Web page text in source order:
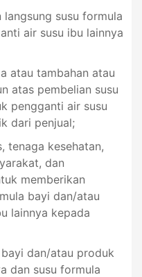
langsung susu formula
air susu ibu lainnya
atau tambahan atau
atas pembelian susu
pengganti air susu
dari penjual;
tenaga kesehatan,
dan
memberikan
bayi dan/atau
lainnya kepada
dan/atau produk
dan susu formula